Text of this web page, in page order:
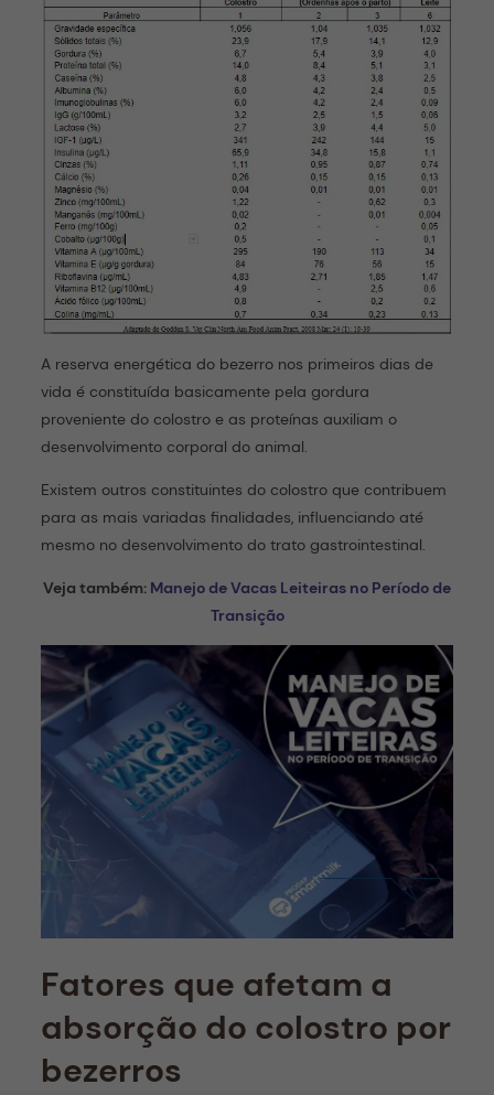
A reserva energética do bezerro nos primeiros dias de
vida é constituída basicamente pela gordura
proveniente do colostro e as proteínas auxiliam o
desenvolvimento corporal do animal.
Existem outros constituintes do colostro que contribuem
para as mais variadas finalidades, influenciando até
mesmo no desenvolvimento do trato gastrointestinal.
Veja também: Manejo de Vacas Leiteiras no Período de
Transição
Fatores que afetam a
absorção do colostro por
bezerros